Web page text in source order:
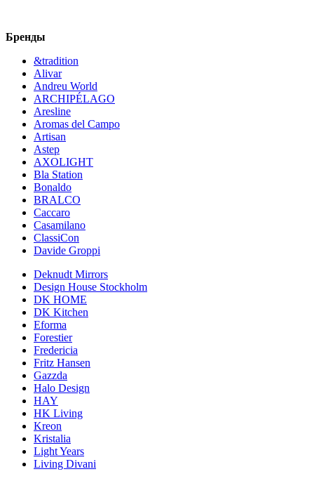
Бренды
&tradition
Alivar
Andreu World
ARCHIPÉLAGO
Aresline
Aromas del Campo
Artisan
Astep
AXOLIGHT
Bla Station
Bonaldo
BRALCO
Caccaro
Casamilano
ClassiCon
Davide Groppi
Deknudt Mirrors
Design House Stockholm
DK HOME
DK Kitchen
Eforma
Forestier
Fredericia
Fritz Hansen
Gazzda
Halo Design
HAY
HK Living
Kreon
Kristalia
Light Years
Living Divani